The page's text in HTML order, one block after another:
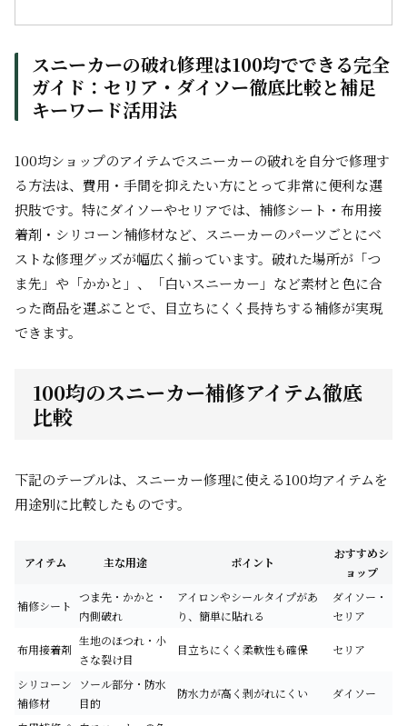
スニーカーの破れ修理は100均でできる完全
ガイド：セリア・ダイソー徹底比較と補足
キーワード活用法
100均ショップのアイテムでスニーカーの破れを自分で修理す
る方法は、費用・手間を抑えたい方にとって非常に便利な選
択肢です。特にダイソーやセリアでは、補修シート・布用接
着剤・シリコーン補修材など、スニーカーのパーツごとにベ
ストな修理グッズが幅広く揃っています。破れた場所が「つ
ま先」や「かかと」、「白いスニーカー」など素材と色に合
った商品を選ぶことで、目立ちにくく長持ちする補修が実現
できます。
100均のスニーカー補修アイテム徹底
比較
下記のテーブルは、スニーカー修理に使える100均アイテムを
用途別に比較したものです。
アイテム 主な用途 ポイント
おすすめシ
ョップ
補修シート
つま先・かかと・
内側破れ
アイロンやシールタイプがあ
り、簡単に貼れる
ダイソー・
セリア
布用接着剤
生地のほつれ・小
さな裂け目
目立ちにくく柔軟性も確保 セリア
シリコーン
補修材
ソール部分・防水
目的
防水力が高く剥がれにくい ダイソー